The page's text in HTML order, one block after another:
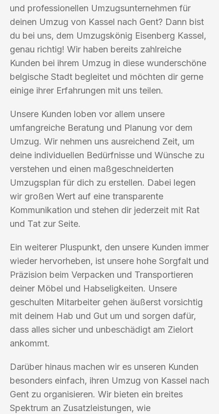
und professionellen Umzugsunternehmen für
deinen Umzug von Kassel nach Gent? Dann bist
du bei uns, dem Umzugskönig Eisenberg Kassel,
genau richtig! Wir haben bereits zahlreiche
Kunden bei ihrem Umzug in diese wunderschöne
belgische Stadt begleitet und möchten dir gerne
einige ihrer Erfahrungen mit uns teilen.
Unsere Kunden loben vor allem unsere
umfangreiche Beratung und Planung vor dem
Umzug. Wir nehmen uns ausreichend Zeit, um
deine individuellen Bedürfnisse und Wünsche zu
verstehen und einen maßgeschneiderten
Umzugsplan für dich zu erstellen. Dabei legen
wir großen Wert auf eine transparente
Kommunikation und stehen dir jederzeit mit Rat
und Tat zur Seite.
Ein weiterer Pluspunkt, den unsere Kunden immer
wieder hervorheben, ist unsere hohe Sorgfalt und
Präzision beim Verpacken und Transportieren
deiner Möbel und Habseligkeiten. Unsere
geschulten Mitarbeiter gehen äußerst vorsichtig
mit deinem Hab und Gut um und sorgen dafür,
dass alles sicher und unbeschädigt am Zielort
ankommt.
Darüber hinaus machen wir es unseren Kunden
besonders einfach, ihren Umzug von Kassel nach
Gent zu organisieren. Wir bieten ein breites
Spektrum an Zusatzleistungen, wie